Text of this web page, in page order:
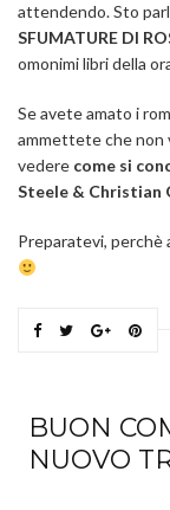
attendendo. Sto
SFUMATURE DI
omonimi libri della
Se avete amato i
ammettete che non
vedere come si
Steele & Christian
Preparatevi, perchè
BUON
NUOVO